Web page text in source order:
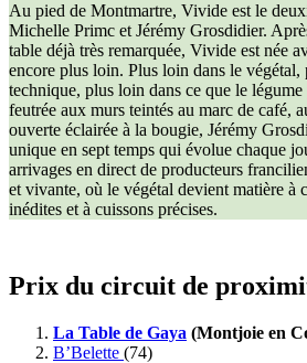
Au pied de Montmartre, Vivide est le
Michelle Primc et Jérémy Grosdidier.
table déjà très remarquée, Vivide est née
encore plus loin. Plus loin dans le végétal,
technique, plus loin dans ce que le
feutrée aux murs teintés au marc de café,
ouverte éclairée à la bougie, Jérémy
unique en sept temps qui évolue chaque
arrivages en direct de producteurs
et vivante, où le végétal devient matière à
inédites et à cuissons précises.
Prix du circuit de
La Table de Gaya (Montjoie en
B’Belette (74)